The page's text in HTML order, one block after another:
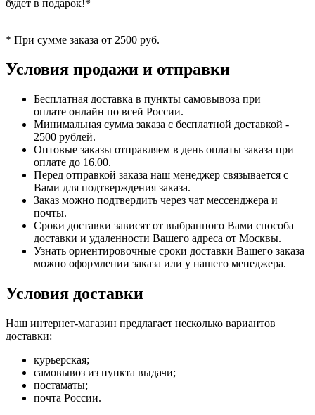
будет в подарок!*
* При сумме заказа от 2500 руб.
Условия продажи и отправки
Бесплатная доставка в пункты самовывоза при
оплате онлайн по всей России.
Минимальная сумма заказа с бесплатной доставкой -
2500 рублей.
Оптовые заказы отправляем в день оплаты заказа при
оплате до 16.00.
Перед отправкой заказа наш менеджер связывается с
Вами для подтверждения заказа.
Заказ можно подтвердить через чат мессенджера и
почты.
Сроки доставки зависят от выбранного Вами способа
доставки и удаленности Вашего адреса от Москвы.
Узнать ориентировочные сроки доставки Вашего заказа
можно оформлении заказа или у нашего менеджера.
Условия доставки
Наш интернет-магазин предлагает несколько вариантов
доставки:
курьерская;
самовывоз из пункта выдачи;
постаматы;
почта России.